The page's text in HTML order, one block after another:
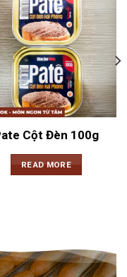
Cột Đèn 100g
READ MORE